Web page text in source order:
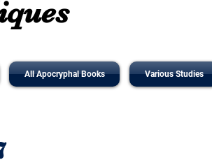
All Apocryphal Books Various Studies